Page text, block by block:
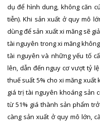
dụ để hình dung, không căn
tiễn). Khi sản xuất ở quy mô
dùng để sản xuất xi măng sẽ
tài nguyên trong xi măng
tài nguyên và những yếu tố
lên, dẫn đến nguy cơ vượt tỷ
thuế suất 5% cho xi măng
giá trị tài nguyên khoáng sản
từ 51% giá thành sản phẩm
càng sản xuất ở quy mô lớn,